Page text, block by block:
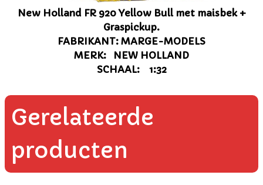
New Holland FR 920 Yellow Bull met maisbek +
Graspickup.
FABRIKANT: MARGE-MODELS
MERK: NEW HOLLAND
SCHAAL: 1:32
Gerelateerde
producten